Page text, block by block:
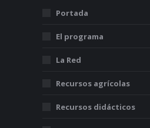
Portada
El programa
La Red
Recursos agrícolas
Recursos didácticos